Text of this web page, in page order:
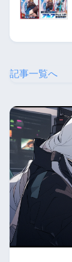
記事一覧へ